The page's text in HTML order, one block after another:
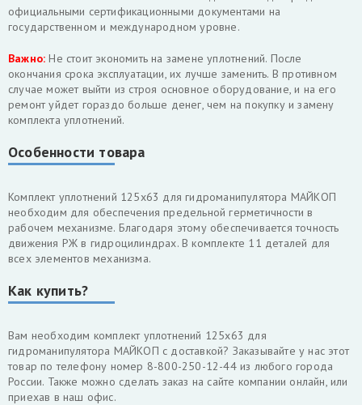
официальными сертификационными документами на
государственном и международном уровне.
Важно: Не стоит экономить на замене уплотнений. После
окончания срока эксплуатации, их лучше заменить. В противном
случае может выйти из строя основное оборудование, и на его
ремонт уйдет гораздо больше денег, чем на покупку и замену
комплекта уплотнений.
Особенности товара
Комплект уплотнений 125х63 для гидроманипулятора МАЙКОП
необходим для обеспечения предельной герметичности в
рабочем механизме. Благодаря этому обеспечивается точность
движения РЖ в гидроцилиндрах. В комплекте 11 деталей для
всех элементов механизма.
Как купить?
Вам необходим комплект уплотнений 125х63 для
гидроманипулятора МАЙКОП с доставкой? Заказывайте у нас этот
товар по телефону номер 8-800-250-12-44 из любого города
России. Также можно сделать заказ на сайте компании онлайн, или
приехав в наш офис.